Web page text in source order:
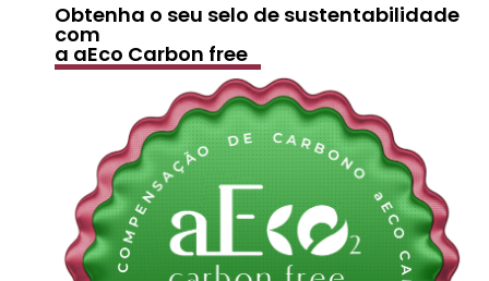
Obtenha o seu selo de sustentabilidade
com
a aEco Carbon free